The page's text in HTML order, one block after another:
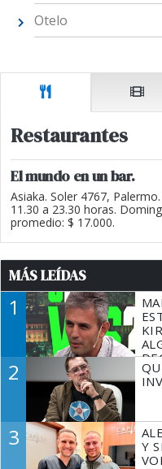
Otelo
Restaurantes
El mundo en un bar.
Asiaka. Soler 4767,
11.30 a 23.30 horas.
promedio: $ 17.000.
MÁS LEÍDAS
1
2
3
Y